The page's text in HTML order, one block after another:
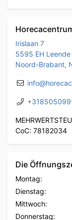
Irislaan 7
5595 EH Leende
Noord-Brabant,
CoC: 78182034
Die
Montag:
Dienstag:
Mittwoch:
Donnerstag: